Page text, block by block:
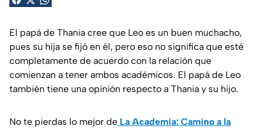
El papá de Thania cree que Leo es un buen muchacho,
pues su hija se fijó en él, pero eso no significa que esté
completamente de acuerdo con la relación que
comienzan a tener ambos académicos. El papá de Leo
también tiene una opinión respecto a Thania y su hijo.
No te pierdas lo mejor de La Academia: Camino a la